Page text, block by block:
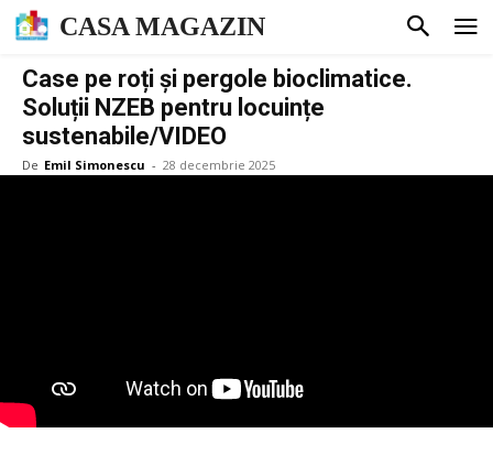
CASA MAGAZIN
Case pe roți și pergole bioclimatice.
Soluții NZEB pentru locuințe
sustenabile/VIDEO
De Emil Simonescu - 28 decembrie 2025